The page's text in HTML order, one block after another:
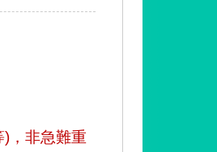
，非急難重